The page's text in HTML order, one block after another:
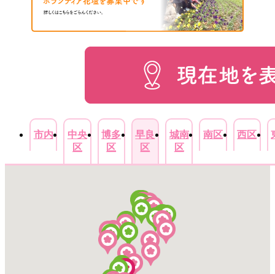
市内
中央
区
博多
区
早良
区
城南
区
南区 西区